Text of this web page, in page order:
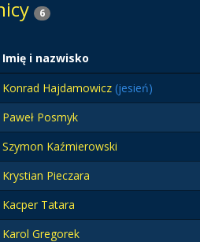
6
Imię i nazwisko
Konrad Hajdamowicz (jesień)
Paweł Posmyk
Szymon Kaźmierowski
Krystian Pieczara
Kacper Tatara
Karol Gregorek